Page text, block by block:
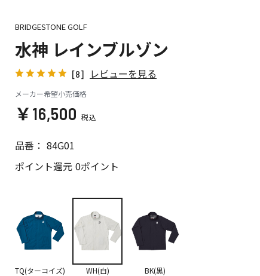
BRIDGESTONE GOLF
水神 レインブルゾン
[8] レビューを見る
メーカー希望小売価格
￥16,500
品番： 84G01
ポイント還元 0ポイント
TQ(ターコイズ) WH(白) BK(黒)